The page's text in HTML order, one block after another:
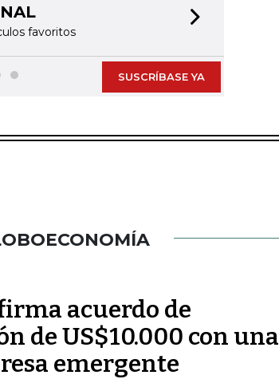
favoritos
SUSCRÍBASE YA
acuerdo de
de US$10.000 con una
emergente